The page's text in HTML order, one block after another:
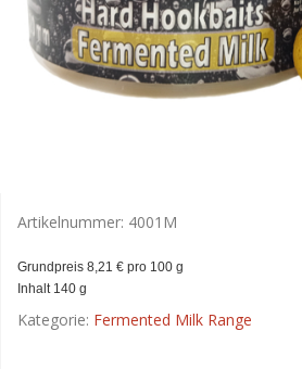
Artikelnummer: 4001M
Grundpreis 8,21 € pro 100 g
Inhalt 140 g
Kategorie: Fermented Milk Range